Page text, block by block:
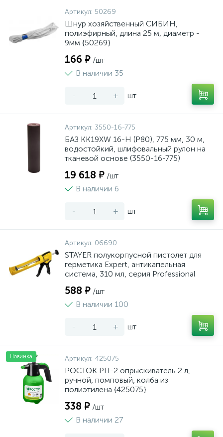
Артикул: 50269
Шнур хозяйственный СИБИН,
полиэфирный, длина 25 м, диаметр -
9мм {50269}
166 ₽ /шт
В наличии 35
- + шт
Артикул: 3550-16-775
БАЗ KK19XW 16-H (Р80), 775 мм, 30 м,
водостойкий, шлифовальный рулон на
тканевой основе (3550-16-775)
19 618 ₽ /шт
В наличии 6
- + шт
Артикул: 06690
STAYER полукорпусной пистолет для
герметика Expert, антикапельная
система, 310 мл, серия Professional
588 ₽ /шт
В наличии 100
- + шт
Новинка Артикул: 425075
РОСТОК РП-2 опрыскиватель 2 л,
ручной, помповый, колба из
полиэтилена {425075}
338 ₽ /шт
В наличии 27